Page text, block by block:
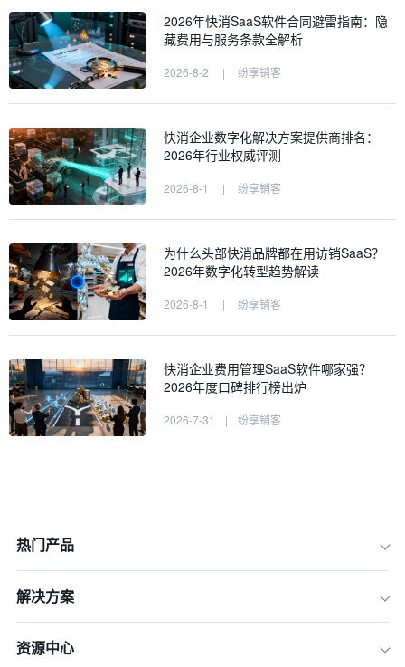
2026年快消SaaS软件合同避雷指南：隐
藏费用与服务条款全解析
2026-8-2 | 纷享销客
快消企业数字化解决方案提供商排名：
2026年行业权威评测
2026-8-1 | 纷享销客
为什么头部快消品牌都在用访销SaaS？
2026年数字化转型趋势解读
2026-8-1 | 纷享销客
快消企业费用管理SaaS软件哪家强？
2026年度口碑排行榜出炉
2026-7-31 | 纷享销客
热门产品
解决方案
资源中心